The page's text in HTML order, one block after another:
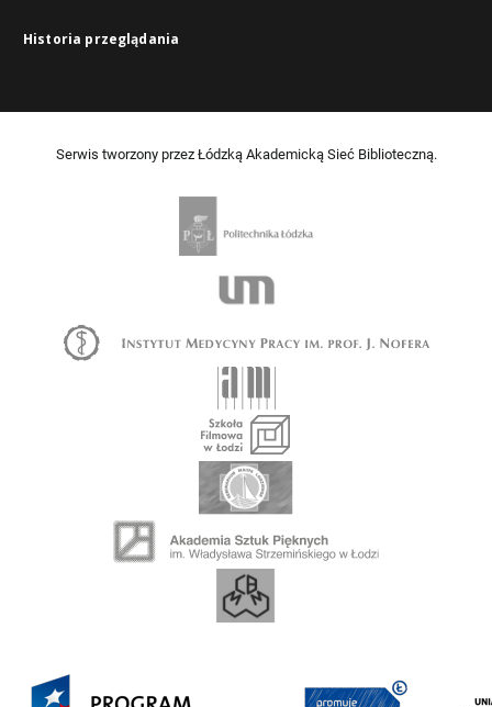
Historia przeglądania
Serwis tworzony przez Łódzką Akademicką Sieć Biblioteczną.